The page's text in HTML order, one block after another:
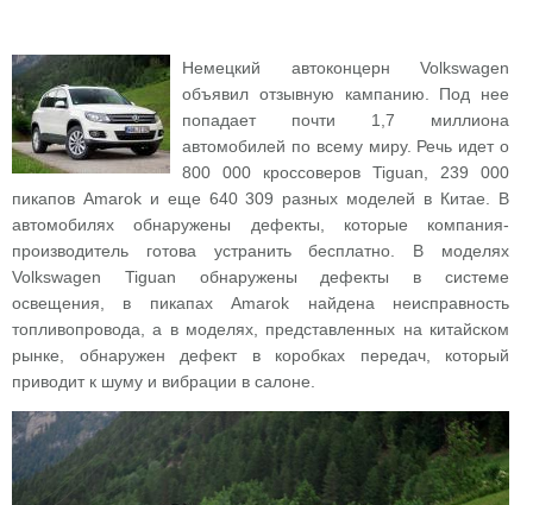
Немецкий автоконцерн Volkswagen
объявил отзывную кампанию. Под нее
попадает почти 1,7 миллиона
автомобилей по всему миру. Речь идет о
800 000 кроссоверов Tiguan, 239 000
пикапов Amarok и еще 640 309 разных моделей в Китае. В
автомобилях обнаружены дефекты, которые компания-
производитель готова устранить бесплатно. В моделях
Volkswagen Tiguan обнаружены дефекты в системе
освещения, в пикапах Amarok найдена неисправность
топливопровода, а в моделях, представленных на китайском
рынке, обнаружен дефект в коробках передач, который
приводит к шуму и вибрации в салоне.